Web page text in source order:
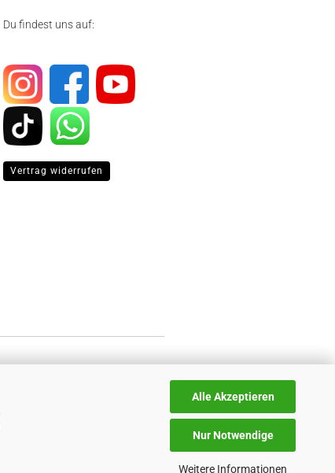
Alle Akzeptieren
Nur Notwendige
Weitere Informationen
Du findest uns auf:
Vertrag widerrufen